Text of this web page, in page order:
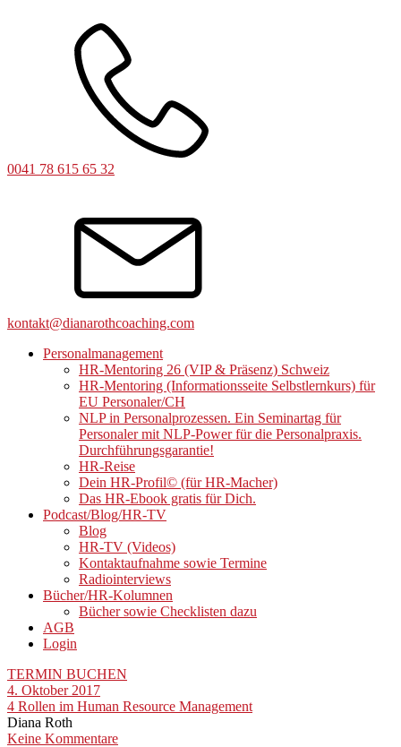
0041 78 615 65 32
kontakt@dianarothcoaching.com
Personalmanagement
HR-Mentoring 26 (VIP & Präsenz) Schweiz
HR-Mentoring (Informationsseite Selbstlernkurs) für
EU Personaler/CH
NLP in Personalprozessen. Ein Seminartag für
Personaler mit NLP-Power für die Personalpraxis.
Durchführungsgarantie!
HR-Reise
Dein HR-Profil© (für HR-Macher)
Das HR-Ebook gratis für Dich.
Podcast/Blog/HR-TV
Blog
HR-TV (Videos)
Kontaktaufnahme sowie Termine
Radiointerviews
Bücher/HR-Kolumnen
Bücher sowie Checklisten dazu
AGB
Login
TERMIN BUCHEN
4. Oktober 2017
4 Rollen im Human Resource Management
Diana Roth
Keine Kommentare